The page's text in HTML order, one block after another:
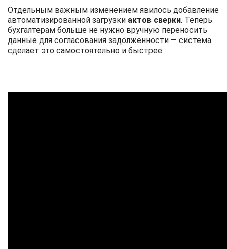
Отдельным важным изменением явилось добавление
автоматизированной загрузки актов сверки. Теперь
бухгалтерам больше не нужно вручную переносить
данные для согласования задолженности — система
сделает это самостоятельно и быстрее.